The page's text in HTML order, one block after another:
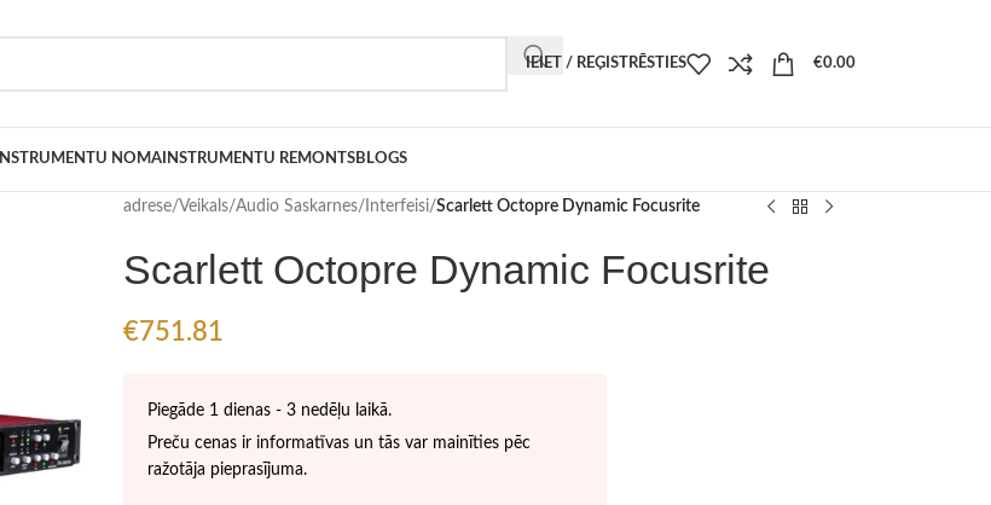
IEIET / REĢISTRĒSTIES €0.00
INSTRUMENTU NOMA INSTRUMENTU REMONTSBLOGS
adrese/Veikals/Audio Saskarnes/Interfeisi/Scarlett Octopre Dynamic Focusrite
Scarlett Octopre Dynamic Focusrite
€751.81
Piegāde 1 dienas - 3 nedēļu laikā.
Preču cenas ir informatīvas un tās var mainīties pēc
ražotāja pieprasījuma.